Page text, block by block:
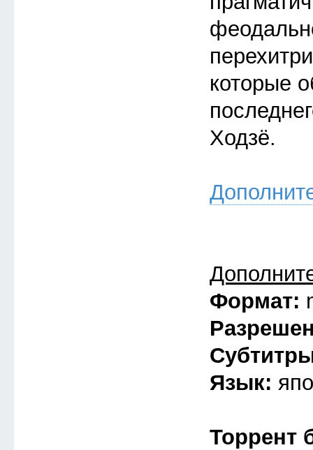
которые
Ходзё.
Формат:
Язык:
Торрент